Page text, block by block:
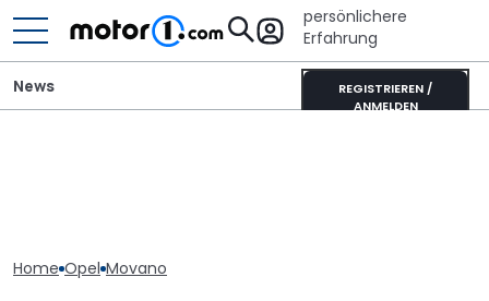
persönlichere
Erfahrung
REGISTRIEREN /
ANMELDEN
News
Home Opel Movano